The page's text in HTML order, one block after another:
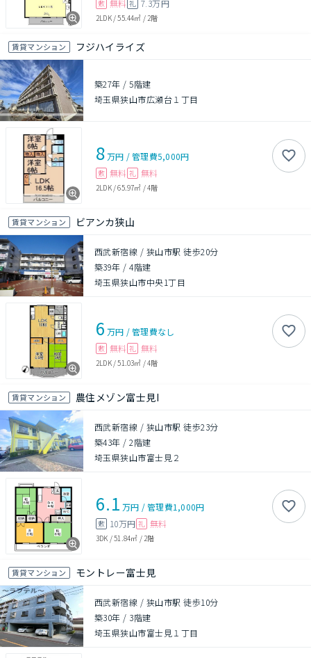
敷 無料 礼 7.3万円
2LDK/55.44㎡ /2階
賃貸マンション フジハイライズ
築27年 /5階建
埼玉県狭山市広瀬台１丁目
8万円 /管理費5,000円
敷 無料 礼 無料
2LDK/65.97㎡ /4階
賃貸マンション ビアンカ狭山
西武新宿線 / 狭山市駅 徒歩20分
築39年 /4階建
埼玉県狭山市中央1丁目
6 万円 /管理費なし
敷 無料 礼 無料
2LDK/51.03㎡ /4階
賃貸マンション 農住メゾン富士見I
西武新宿線 / 狭山市駅 徒歩23分
築43年 /2階建
埼玉県狭山市富士見２
6.1 万円 /管理費1,000円
敷 10万円 礼 無料
3DK /51.84㎡ / 2階
賃貸マンション モントレー富士見
西武新宿線 / 狭山市駅 徒歩10分
築30年 / 3階建
埼玉県狭山市富士見１丁目